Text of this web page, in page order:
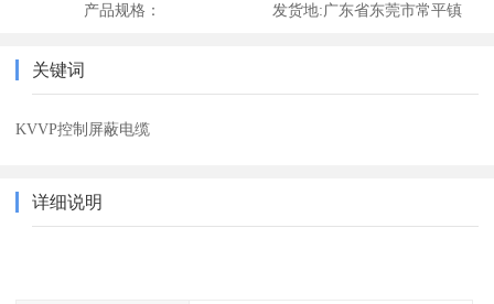
产品规格： 发货地:广东省东莞市常平镇
关键词
KVVP控制屏蔽电缆
详细说明